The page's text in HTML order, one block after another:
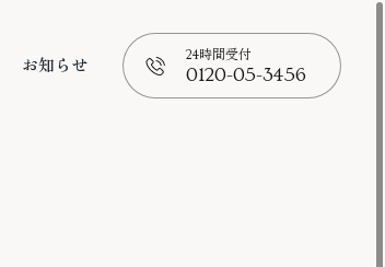
お知らせ
📞
24時間受付
0120-05-3456